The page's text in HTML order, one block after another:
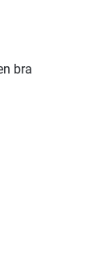
bra